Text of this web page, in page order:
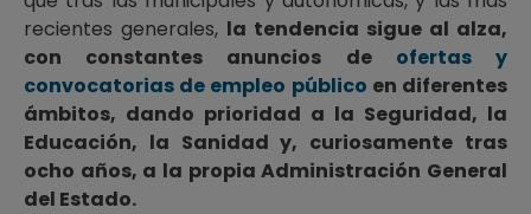
recientes generales, la tendencia sigue al alza,
con constantes anuncios de ofertas y
convocatorias de empleo público en diferentes
ámbitos, dando prioridad a la Seguridad, la
Educación, la Sanidad y, curiosamente tras
ocho años, a la propia Administración General
del Estado.